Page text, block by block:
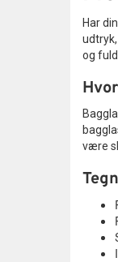
Har
og
være